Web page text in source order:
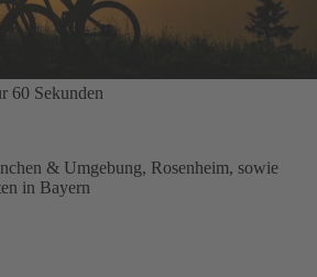
60 Sekunden
& Umgebung, Rosenheim, sowie
in Bayern